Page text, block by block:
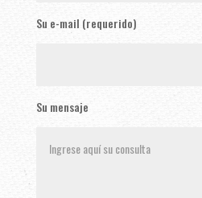
Su e-mail (requerido)
Su mensaje